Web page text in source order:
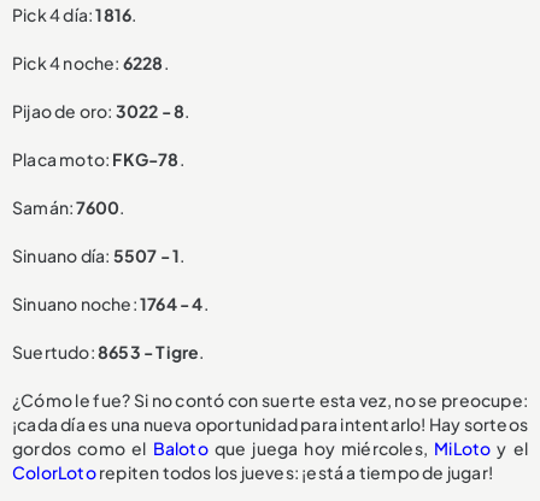
Pick 4 día:1816.
Pick 4 noche: 6228.
Pijao de oro: 3022 - 8.
Placa moto: FKG-78.
Samán:7600.
Sinuano día: 5507 - 1.
Sinuano noche:1764 - 4.
Suertudo:8653 - Tigre.
¿Cómo le fue? Si no contó con suerte esta vez, no se preocupe:
¡cada día es una nueva oportunidad para intentarlo! Hay sorteos
gordos como el Balotoque juega hoy miércoles, MiLoto y el
ColorLotorepiten todos los jueves: ¡está a tiempo de jugar!